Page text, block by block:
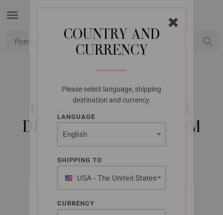
COUNTRY AND
CURRENCY
Please select language, shipping
destination and currency.
LANGUAGE
SHIPPING TO
USA - The United States
of America
CURRENCY
LANA GROSSA
OKRUGLA IGLA BOJA
DRVO-DIZAJN 7,0/60CM